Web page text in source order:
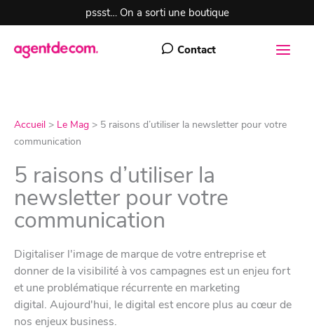
au
contenu
pssst… On a sorti une boutique
Contact
Accueil > Le Mag > 5 raisons d’utiliser la newsletter pour votre
communication
5 raisons d’utiliser la
newsletter pour votre
communication
Digitaliser l'image de marque de votre entreprise et
donner de la visibilité à vos campagnes est un enjeu fort
et une problématique récurrente en marketing
digital. Aujourd'hui, le digital est encore plus au cœur de
nos enjeux business.